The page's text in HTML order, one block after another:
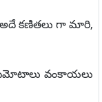
అదే కణితలు గా మారి,
టమోటాలు వంకాయలు